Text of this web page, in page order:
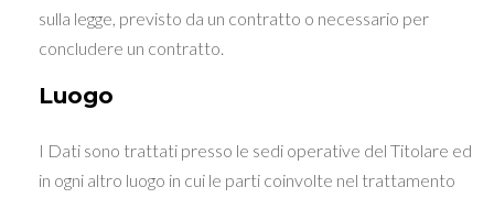
sulla legge, previsto da un contratto o necessario per
concludere un contratto.
Luogo
I Dati sono trattati presso le sedi operative del Titolare ed
in ogni altro luogo in cui le parti coinvolte nel trattamento